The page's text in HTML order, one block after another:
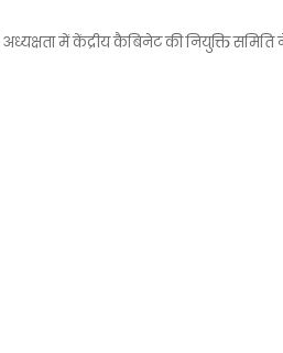
अध्यक्षता में केंद्रीय कैबिनेट की नियुक्ति समिति